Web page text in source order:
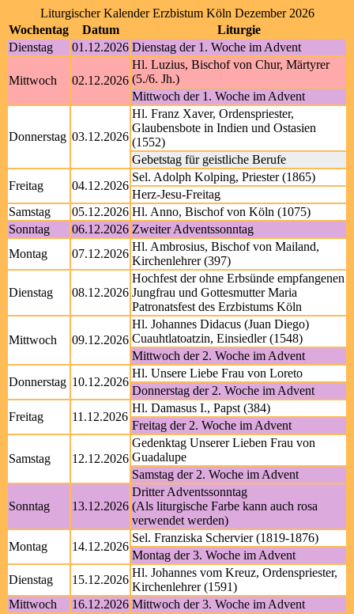
Liturgischer Kalender Erzbistum Köln Dezember 2026
Wochentag
Datum
Liturgie
Dienstag
01.12.2026 Dienstag der 1. Woche im Advent
Mittwoch 02.12.2026
Hl. Luzius, Bischof von Chur, Märtyrer
(5./6. Jh.)
Mittwoch der 1. Woche im Advent
Donnerstag 03.12.2026
Hl. Franz Xaver, Ordenspriester,
Glaubensbote in Indien und Ostasien
(1552)
Gebetstag für geistliche Berufe
Freitag
04.12.2026
Sel. Adolph Kolping, Priester (1865)
Herz-Jesu-Freitag
Samstag
05.12.2026 Hl. Anno, Bischof von Köln (1075)
Sonntag
06.12.2026 Zweiter Adventssonntag
Montag
07.12.2026
Hl. Ambrosius, Bischof von Mailand,
Kirchenlehrer (397)
Dienstag 08.12.2026
Hochfest der ohne Erbsünde empfangenen
Jungfrau und Gottesmutter Maria
Patronatsfest des Erzbistums Köln
Mittwoch 09.12.2026
Hl. Johannes Didacus (Juan Diego)
Cuauhtlatoatzin, Einsiedler (1548)
Mittwoch der 2. Woche im Advent
Donnerstag 10.12.2026
Hl. Unsere Liebe Frau von Loreto
Donnerstag der 2. Woche im Advent
Freitag
11.12.2026
Hl. Damasus I., Papst (384)
Freitag der 2. Woche im Advent
Samstag 12.12.2026
Gedenktag Unserer Lieben Frau von
Guadalupe
Samstag der 2. Woche im Advent
Sonntag 13.12.2026
Dritter Adventssonntag
(Als liturgische Farbe kann auch rosa
verwendet werden)
Montag
14.12.2026
Sel. Franziska Schervier (1819-1876)
Montag der 3. Woche im Advent
Dienstag
15.12.2026
Hl. Johannes vom Kreuz, Ordenspriester,
Kirchenlehrer (1591)
Mittwoch
16.12.2026 Mittwoch der 3. Woche im Advent